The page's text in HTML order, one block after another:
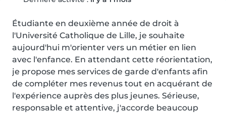
Étudiante en deuxième année de droit à
l'Université Catholique de Lille, je souhaite
aujourd'hui m'orienter vers un métier en lien
avec l'enfance. En attendant cette réorientation,
je propose mes services de garde d'enfants afin
de compléter mes revenus tout en acquérant de
l'expérience auprès des plus jeunes. Sérieuse,
responsable et attentive, j'accorde beaucoup